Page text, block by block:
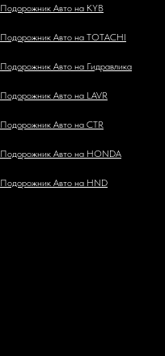
Подорожник Авто на KYB
Подорожник Авто на TOTACHI
Подорожник Авто на Гидравлика
Подорожник Авто на LAVR
Подорожник Авто на CTR
Подорожник Авто на HONDA
Подорожник Авто на HND